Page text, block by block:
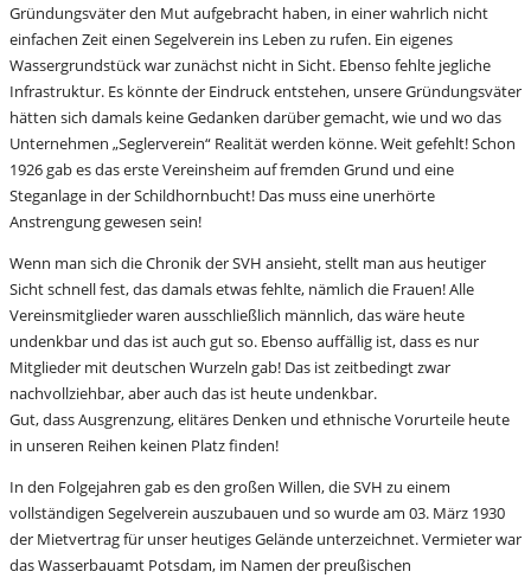
Gründungsväter den Mut aufgebracht haben, in einer wahrlich nicht
einfachen Zeit einen Segelverein ins Leben zu rufen. Ein eigenes
Wassergrundstück war zunächst nicht in Sicht. Ebenso fehlte jegliche
Infrastruktur. Es könnte der Eindruck entstehen, unsere Gründungsväter
hätten sich damals keine Gedanken darüber gemacht, wie und wo das
Unternehmen „Seglerverein“ Realität werden könne. Weit gefehlt! Schon
1926 gab es das erste Vereinsheim auf fremden Grund und eine
Steganlage in der Schildhornbucht! Das muss eine unerhörte
Anstrengung gewesen sein!
Wenn man sich die Chronik der SVH ansieht, stellt man aus heutiger
Sicht schnell fest, das damals etwas fehlte, nämlich die Frauen! Alle
Vereinsmitglieder waren ausschließlich männlich, das wäre heute
undenkbar und das ist auch gut so. Ebenso auffällig ist, dass es nur
Mitglieder mit deutschen Wurzeln gab! Das ist zeitbedingt zwar
nachvollziehbar, aber auch das ist heute undenkbar.
Gut, dass Ausgrenzung, elitäres Denken und ethnische Vorurteile heute
in unseren Reihen keinen Platz finden!
In den Folgejahren gab es den großen Willen, die SVH zu einem
vollständigen Segelverein auszubauen und so wurde am 03. März 1930
der Mietvertrag für unser heutiges Gelände unterzeichnet. Vermieter war
das Wasserbauamt Potsdam, im Namen der preußischen